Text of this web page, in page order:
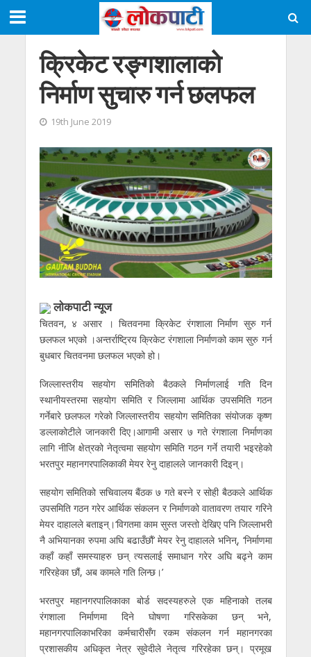
क्रिकेट रङ्गशालाकाे
निर्माण सुचारु गर्न छलफल
19th June 2019
लाेकपाटी न्यूज
चितवन, ४ असार । चितवनमा क्रिकेट रंगशाला निर्माण सुरु गर्न
छलफल भएको ।अन्तर्राष्ट्रिय क्रिकेट रंगशाला निर्माणको काम सुरु गर्न
बुधबार चितवनमा छलफल भएको हो।
जिल्लास्तरीय सहयोग समितिको बैठकले निर्माणलाई गति दिन
स्थानीयस्तरमा सहयोग समिति र जिल्लामा आर्थिक उपसमिति गठन
गर्नेबारे छलफल गरेको जिल्लास्तरीय सहयोग समितिका संयोजक कृष्ण
डल्लाकोटीले जानकारी दिए।आगामी असार ७ गते रंगशाला निर्माणका
लागि नीजि क्षेत्रको नेतृत्वमा सहयोग समिति गठन गर्ने तयारी भइरहेको
भरतपुर महानगरपालिकाकी मेयर रेनु दाहालले जानकारी दिइन्।
सहयोग समितिको सचिवालय बैंठक ७ गते बस्ने र सोही बैठकले आर्थिक
उपसमिति गठन गरेर आर्थिक संकलन र निर्माणको वातावरण तयार गरिने
मेयर दाहालले बताइन्।‘विगतमा काम सुस्त जस्तो देखिए पनि जिल्लाभरी
नै अभियानका रुपमा अघि बढाउँछौं’ मेयर रेनु दाहालले भनिन्, ‘निर्माणमा
कहाँ कहाँ समस्याहरु छन् त्यसलाई समाधान गरेर अघि बढ्ने काम
गरिरहेका छौं, अब कामले गति लिन्छ।’
भरतपुर महानगरपालिकाका बोर्ड सदस्यहरुले एक महिनाको तलब
रंगशाला निर्माणमा दिने घोषणा गरिसकेका छन् भने,
महानगरपालिकाभरिका कर्मचारीसँग रकम संकलन गर्न महानगरका
प्रशासकीय अधिकृत नेत्र सुवेदीले नेतृत्व गरिरहेका छन्। प्रमूख